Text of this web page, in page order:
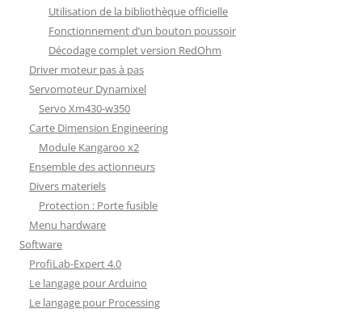
Utilisation de la bibliothèque officielle
Fonctionnement d’un bouton poussoir
Décodage complet version RedOhm
Driver moteur pas à pas
Servomoteur Dynamixel
Servo Xm430-w350
Carte Dimension Engineering
Module Kangaroo x2
Ensemble des actionneurs
Divers materiels
Protection : Porte fusible
Menu hardware
Software
ProfiLab-Expert 4.0
Le langage pour Arduino
Le langage pour Processing